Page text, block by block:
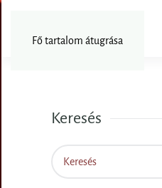
Fő tartalom átugrása
Keresés